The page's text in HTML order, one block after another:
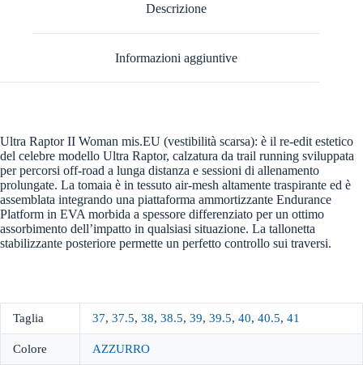
Descrizione
Informazioni aggiuntive
Ultra Raptor II Woman mis.EU (vestibilità scarsa): è il re-edit estetico
del celebre modello Ultra Raptor, calzatura da trail running sviluppata
per percorsi off-road a lunga distanza e sessioni di allenamento
prolungate. La tomaia è in tessuto air-mesh altamente traspirante ed è
assemblata integrando una piattaforma ammortizzante Endurance
Platform in EVA morbida a spessore differenziato per un ottimo
assorbimento dell’impatto in qualsiasi situazione. La tallonetta
stabilizzante posteriore permette un perfetto controllo sui traversi.
Taglia 37, 37.5, 38, 38.5, 39, 39.5, 40, 40.5, 41
Colore AZZURRO